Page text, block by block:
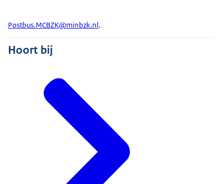
Postbus.MCBZK@minbzk.nl .
Hoort bij